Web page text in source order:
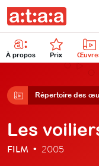
À propos Prix
Répertoire des
Les
FILM • 2005